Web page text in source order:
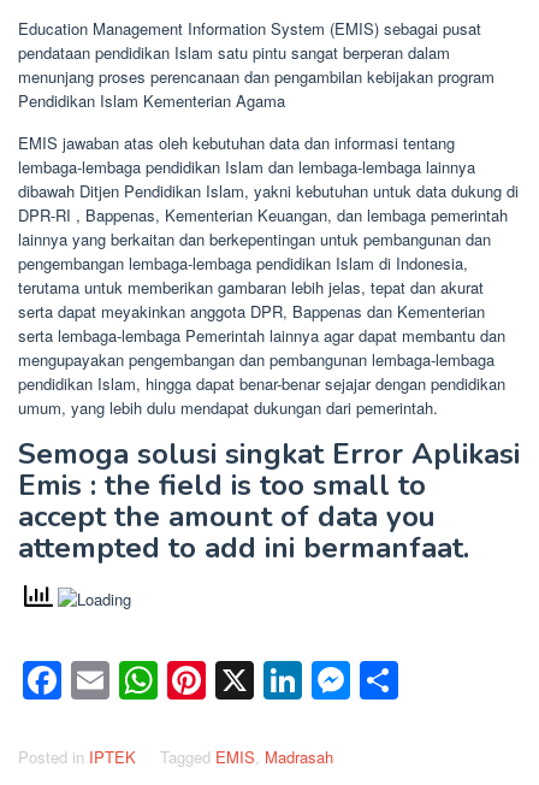
Education Management Information System (EMIS) sebagai pusat
pendataan pendidikan Islam satu pintu sangat berperan dalam
menunjang proses perencanaan dan pengambilan kebijakan program
Pendidikan Islam Kementerian Agama
EMIS jawaban atas oleh kebutuhan data dan informasi tentang
lembaga-lembaga pendidikan Islam dan lembaga-lembaga lainnya
dibawah Ditjen Pendidikan Islam, yakni kebutuhan untuk data dukung di
DPR-RI , Bappenas, Kementerian Keuangan, dan lembaga pemerintah
lainnya yang berkaitan dan berkepentingan untuk pembangunan dan
pengembangan lembaga-lembaga pendidikan Islam di Indonesia,
terutama untuk memberikan gambaran lebih jelas, tepat dan akurat
serta dapat meyakinkan anggota DPR, Bappenas dan Kementerian
serta lembaga-lembaga Pemerintah lainnya agar dapat membantu dan
mengupayakan pengembangan dan pembangunan lembaga-lembaga
pendidikan Islam, hingga dapat benar-benar sejajar dengan pendidikan
umum, yang lebih dulu mendapat dukungan dari pemerintah.
Semoga solusi singkat Error Aplikasi
Emis : the field is too small to
accept the amount of data you
attempted to add ini bermanfaat.
Facebook
EmailWhatsApp
Pinterest
X LinkedIn
Posted in IPTEK Tagged EMIS, Madrasah